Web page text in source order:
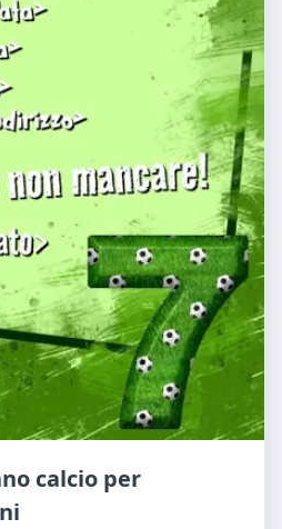
calcio per